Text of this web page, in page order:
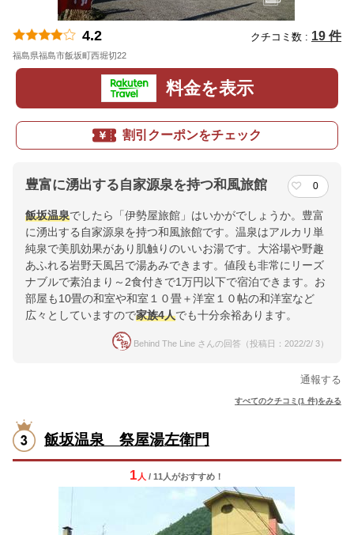
4.2 クチコミ数 : 19 件
福島県福島市飯坂町西堀切22
料金を表示
割引クーポンをチェック
豊富に湧出する自家源泉を持つ和風旅館 0
飯坂温泉でしたら「伊勢屋旅館」はいかがでしょうか。豊富
に湧出する自家源泉を持つ和風旅館です。温泉はアルカリ単
純泉で美肌効果があり肌触りのいいお湯です。大浴場や野趣
あふれる岩野天風呂で湯あみできます。値段も非常にリーズ
ナブルで素泊まり～2食付きで1万円以下で宿泊できます。お
部屋も10畳の和室や和室１０畳＋洋室１０帖の和洋室など
広々としていますので家族4人でも十分余裕あります。
Behind The Line さんの回答（投稿日：2022/2/ 3）
通報する
すべてのクチコミ(1 件)をみる
飯坂温泉 祭屋湯左衛門
1 人 / 11人がおすすめ！